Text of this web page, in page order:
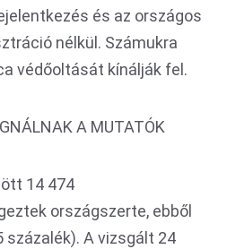
és az országos
nélkül. Számukra
védőoltását kínálják fel.
A MUTATÓK
14 474
országszerte, ebből
százalék). A vizsgált 24